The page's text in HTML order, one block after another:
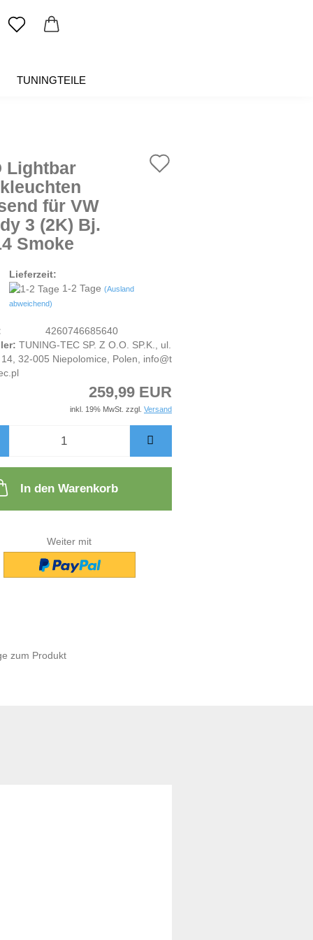
TUNINGTEILE
Lightbar
für VW
3 (2K) Bj.
Smoke
Lieferzeit:
1-2 Tage (Ausland
abweichend)
4260746685640
TUNING-TEC SP. Z O.O. SP.K., ul.
32-005 Niepolomice, Polen, info@t
259,99 EUR
inkl. 19% MwSt. zzgl. Versand
In den Warenkorb
Weiter mit
zum Produkt